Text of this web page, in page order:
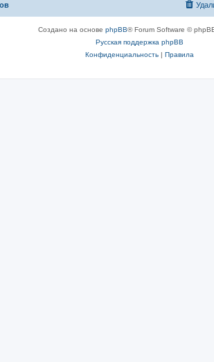
Создано на основе phpBB® Forum Software ©
Русская поддержка phpBB
Конфиденциальность | Правила